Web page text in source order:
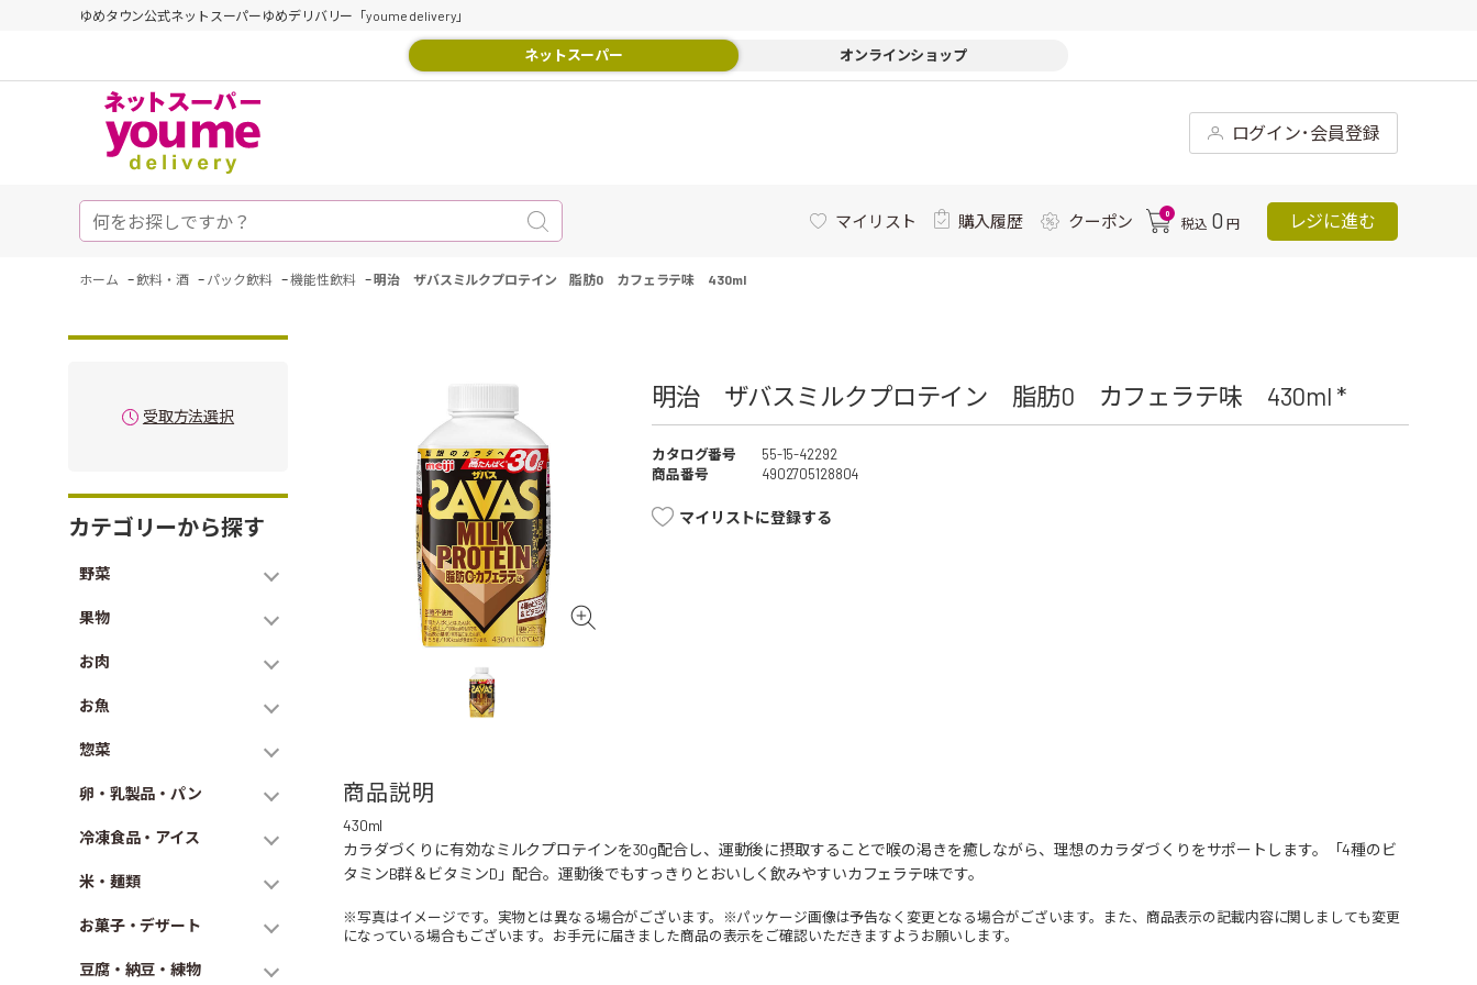
ゆめタウン公式ネットスーパーゆめデリバリー「youme delivery」
ネットスーパー オンラインショップ
ログイン･会員登録
マイリスト 購入履歴 クーポン 0
税込 0 円 レジに進む
ホーム -飲料・酒 - パック飲料 -機能性飲料 -明治 ザバスミルクプロテイン 脂肪0 カフェラテ味 430ml
受取方法選択
カテゴリーから探す
野菜
果物
お肉
お魚
惣菜
卵・乳製品・パン
冷凍食品・アイス
米・麺類
お菓子・デザート
豆腐・納豆・練物
明治 ザバスミルクプロテイン 脂肪0 カフェラテ味 430ml *
カタログ番号
55-15-42292
商品番号
4902705128804
マイリストに登録する
商品説明
430ml
カラダづくりに有効なミルクプロテインを30g配合し、運動後に摂取することで喉の渇きを癒しながら、理想のカラダづくりをサポートします。「4種のビ
タミンB群＆ビタミンD」配合。運動後でもすっきりとおいしく飲みやすいカフェラテ味です。
※写真はイメージです。実物とは異なる場合がございます。※パッケージ画像は予告なく変更となる場合がございます。また、商品表示の記載内容に関しましても変更
になっている場合もございます。お手元に届きました商品の表示をご確認いただきますようお願いします。